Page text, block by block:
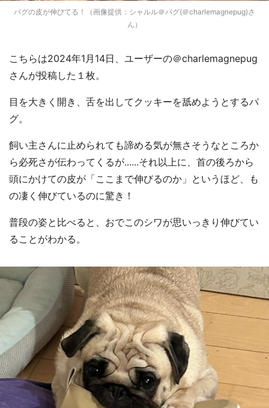
パグの皮が伸びてる！（画像提供：シャルル＠パグ(＠charlemagnepug)さ
ん）
こちらは2024年1月14日、ユーザーの＠charlemagnepug
さんが投稿した１枚。
目を大きく開き、舌を出してクッキーを舐めようとするパ
グ。
飼い主さんに止められても諦める気が無さそうなところか
ら必死さが伝わってくるが......それ以上に、首の後ろから
頭にかけての皮が「ここまで伸びるのか」というほど、も
の凄く伸びているのに驚き！
普段の姿と比べると、おでこのシワが思いっきり伸びてい
ることがわかる。